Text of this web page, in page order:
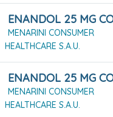
MENARINI CONSUMER
HEALTHCARE S.A.U.
MENARINI CONSUMER
HEALTHCARE S.A.U.